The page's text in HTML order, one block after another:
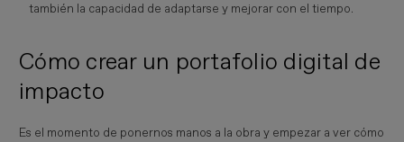
también la capacidad de adaptarse y mejorar con el tiempo.
Cómo crear un portafolio digital de
impacto
Es el momento de ponernos manos a la obra y empezar a ver cómo